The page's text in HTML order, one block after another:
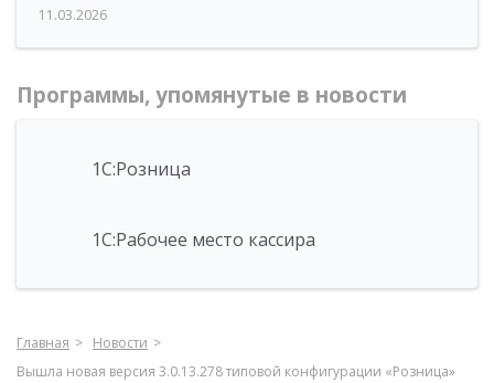
11.03.2026
Программы, упомянутые в новости
1С:Розница
1С:Рабочее место кассира
Главная
Новости
Вышла новая версия 3.0.13.278 типовой конфигурации «Розница»